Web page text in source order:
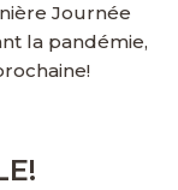
Journée
la pandémie,